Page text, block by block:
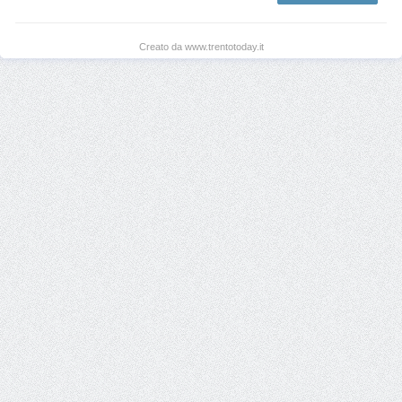
Creato da www.trentotoday.it